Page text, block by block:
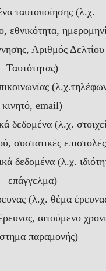
ταυτοποίησης (λ.χ.
εθνικότητα,
Αριθμός Δελτίου
Ταυτότητας)
κινητό, email)
δεδομένα (λ.χ.
συστατικές
δεδομένα (λ.χ.
επάγγελμα)
(λ.χ. θέμα
αιτούμενο
παραμονής)